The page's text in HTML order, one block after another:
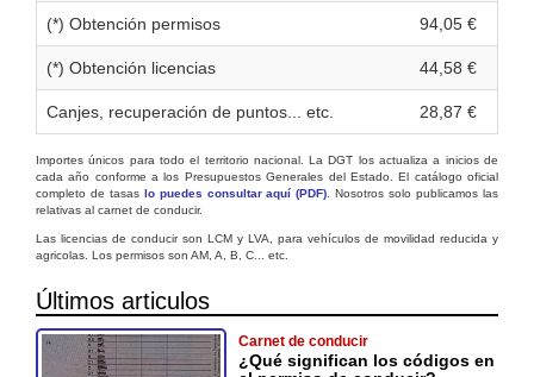
(*) Obtención permisos 94,05 €
(*) Obtención licencias 44,58 €
Canjes, recuperación de puntos... etc. 28,87 €
Importes únicos para todo el territorio nacional. La DGT los actualiza a inicios de
cada año conforme a los Presupuestos Generales del Estado. El catálogo oficial
completo de tasas lo puedes consultar aquí (PDF). Nosotros solo publicamos las
relativas al carnet de conducir.
Las licencias de conducir son LCM y LVA, para vehículos de movilidad reducida y
agricolas. Los permisos son AM, A, B, C... etc.
Últimos articulos
Carnet de conducir
¿Qué significan los códigos en